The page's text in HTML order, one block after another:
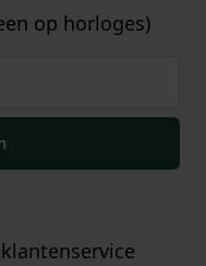
op horloges)